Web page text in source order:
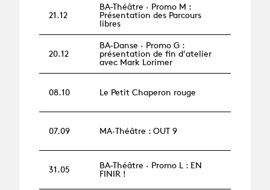
21.12
BA-Théâtre · Promo M :
Présentation des Parcours
libres
20.12
BA-Danse · Promo G :
présentation de fin d'atelier
avec Mark Lorimer
08.10 Le Petit Chaperon rouge
07.09 MA·Théâtre : OUT 9
31.05
BA-Théâtre · Promo L : EN
FINIR !